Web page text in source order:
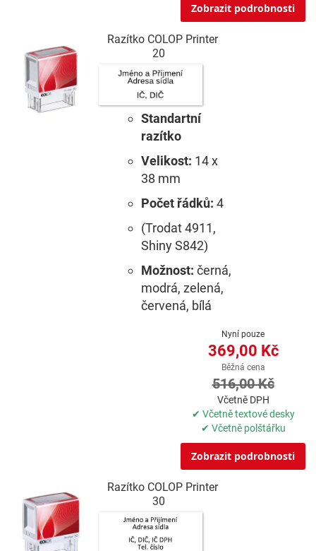
Zobrazit podrobnosti
Razítko COLOP Printer
20
Standartní
razítko
Velikost: 14 x
38 mm
Počet řádků: 4
(Trodat 4911,
Shiny S842)
Možnost: černá,
modrá, zelená,
červená, bílá
Nyní pouze
369,00 Kč
Běžná cena
516,00 Kč
Včetně DPH
✔ Včetně textové desky
✔ Včetně polštářku
Zobrazit podrobnosti
Razítko COLOP Printer
30